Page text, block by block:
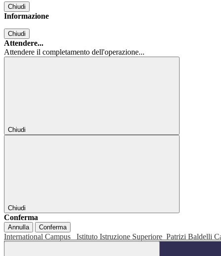
Chiudi
Informazione
Chiudi
Attendere...
Attendere il completamento dell'operazione...
Chiudi
Chiudi
Conferma
Annulla Conferma
International Campus Istituto Istruzione Superiore Patrizi Baldelli